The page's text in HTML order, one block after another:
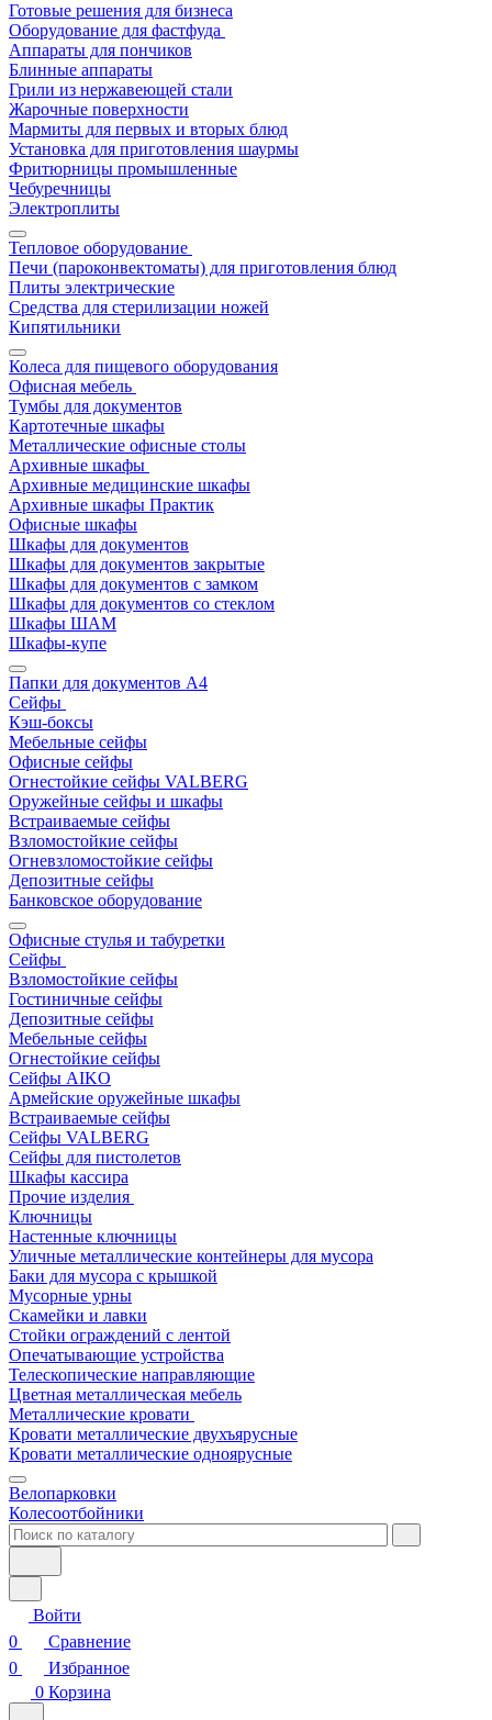
Готовые решения для бизнеса
Оборудование для фастфуда
Аппараты для пончиков
Блинные аппараты
Грили из нержавеющей стали
Жарочные поверхности
Мармиты для первых и вторых блюд
Установка для приготовления шаурмы
Фритюрницы промышленные
Чебуречницы
Электроплиты
Тепловое оборудование
Печи (пароконвектоматы) для приготовления блюд
Плиты электрические
Средства для стерилизации ножей
Кипятильники
Колеса для пищевого оборудования
Офисная мебель
Тумбы для документов
Картотечные шкафы
Металлические офисные столы
Архивные шкафы
Архивные медицинские шкафы
Архивные шкафы Практик
Офисные шкафы
Шкафы для документов
Шкафы для документов закрытые
Шкафы для документов с замком
Шкафы для документов со стеклом
Шкафы ШАМ
Шкафы-купе
Папки для документов A4
Сейфы
Кэш-боксы
Мебельные сейфы
Офисные сейфы
Огнестойкие сейфы VALBERG
Оружейные сейфы и шкафы
Встраиваемые сейфы
Взломостойкие сейфы
Огневзломостойкие сейфы
Депозитные сейфы
Банковское оборудование
Офисные стулья и табуретки
Сейфы
Взломостойкие сейфы
Гостиничные сейфы
Депозитные сейфы
Мебельные сейфы
Огнестойкие сейфы
Сейфы AIKO
Армейские оружейные шкафы
Встраиваемые сейфы
Сейфы VALBERG
Сейфы для пистолетов
Шкафы кассира
Прочие изделия
Ключницы
Настенные ключницы
Уличные металлические контейнеры для мусора
Баки для мусора с крышкой
Мусорные урны
Скамейки и лавки
Стойки ограждений с лентой
Опечатывающие устройства
Телескопические направляющие
Цветная металлическая мебель
Металлические кровати
Кровати металлические двухъярусные
Кровати металлические одноярусные
Велопарковки
Колесоотбойники
Войти
0
Сравнение
0
Избранное
0 Корзина